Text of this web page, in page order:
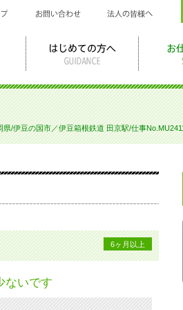
県/伊豆の国市／伊豆箱根鉄道 田京駅/仕事
6ヶ月以上
ないです